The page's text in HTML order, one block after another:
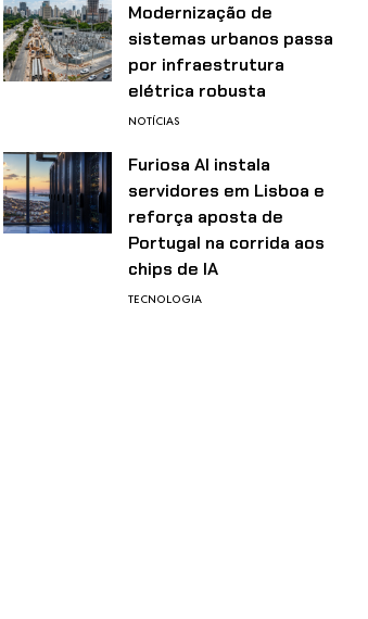
Modernização de
sistemas urbanos passa
por infraestrutura
elétrica robusta
NOTÍCIAS
Furiosa AI instala
servidores em Lisboa e
reforça aposta de
Portugal na corrida aos
chips de IA
TECNOLOGIA